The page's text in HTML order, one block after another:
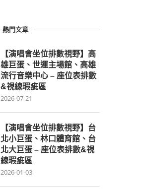
熱門文章
【演唱會坐位排數視野】高
雄巨蛋、世運主場館、高雄
流行音樂中心 – 座位表排數
&視線瑕疵區
2026-07-21
【演唱會坐位排數視野】台
北小巨蛋、林口體育館、台
北大巨蛋 – 座位表排數&視
線瑕疵區
2026-01-03